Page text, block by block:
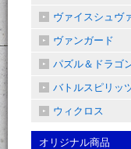
ヴァイスシュヴ
ヴァンガード
パズル＆ドラゴ
バトルスピリッ
ウィクロス
オリジナル商品